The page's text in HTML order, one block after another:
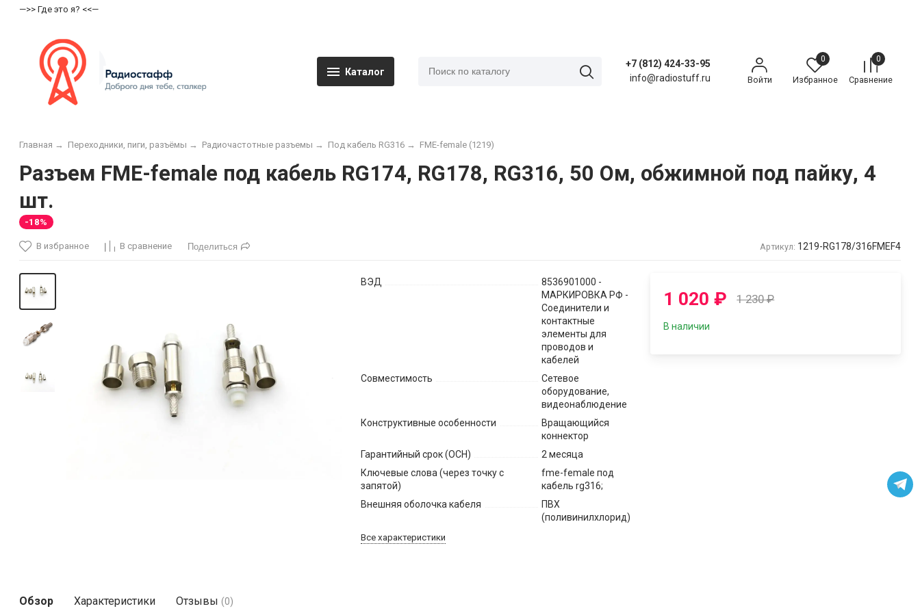
—>> Где это я? <<—
Каталог
+7 (812) 424-33-95
info@radiostuff.ru
Войти
0
Избранное
0
Сравнение
Главная → Переходники, пиги, разъёмы → Радиочастотные разъемы → Под кабель RG316 → FME-female (1219)
Разъем FME-female под кабель RG174, RG178, RG316, 50 Ом, обжимной под пайку, 4
шт.
-18%
В избранное В сравнение Поделиться Артикул: 1219-RG178/316FMEF4
ВЭД
8536901000 -
МАРКИРОВКА РФ -
Соединители и
контактные
элементы для
проводов и
кабелей
Совместимость
Сетевое
оборудование,
видеонаблюдение
Конструктивные особенности
Вращающийся
коннектор
Гарантийный срок (ОСН)
2 месяца
Ключевые слова (через точку с
запятой)
fme-female под
кабель rg316;
Внешняя оболочка кабеля
ПВХ
(поливинилхлорид)
Все характеристики
1 020₽ 1 230₽
В наличии
Обзор Характеристики Отзывы (0)